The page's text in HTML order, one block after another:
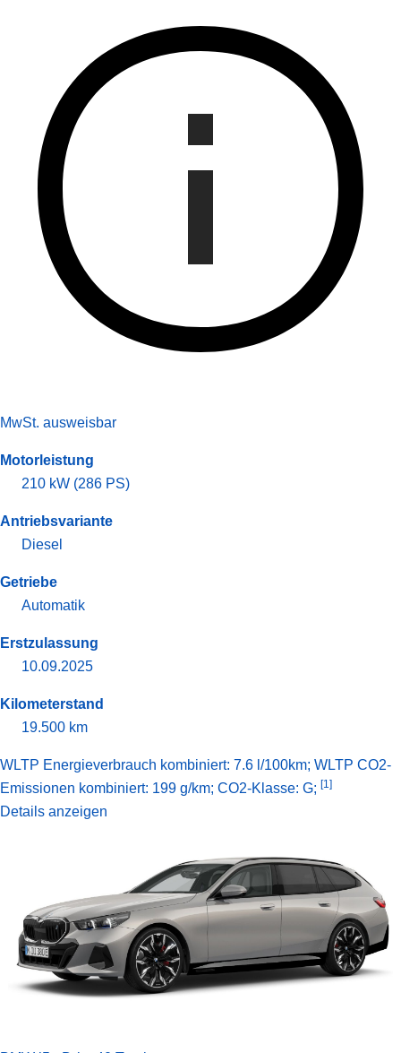
MwSt. ausweisbar
Motorleistung
210 kW (286 PS)
Antriebsvariante
Diesel
Getriebe
Automatik
Erstzulassung
10.09.2025
Kilometerstand
19.500 km
WLTP Energieverbrauch kombiniert: 7.6 l/100km; WLTP CO2-
Emissionen kombiniert: 199 g/km; CO2-Klasse: G; [1]
Details anzeigen